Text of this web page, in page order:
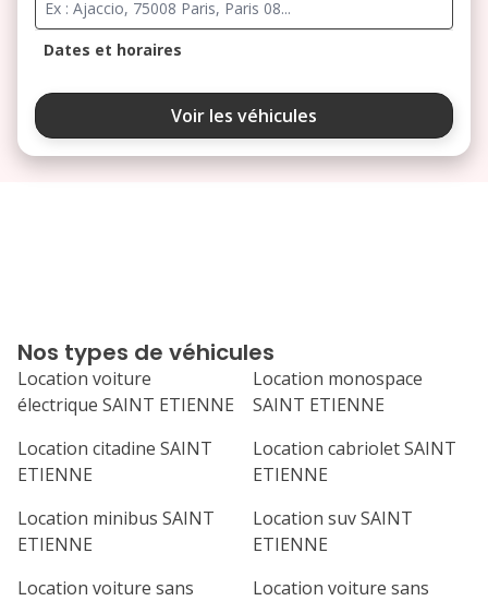
Dates et horaires
août 2026
ma me
24 25 26
31
septembre 2026
lu me
1
2 3
Voir les véhicules
Nos types de véhicules
Location voiture
électrique SAINT ETIENNE
Location monospace
SAINT ETIENNE
Location citadine SAINT
ETIENNE
Location cabriolet SAINT
ETIENNE
Location minibus SAINT
ETIENNE
Location suv SAINT
ETIENNE
Location voiture sans
Location voiture sans